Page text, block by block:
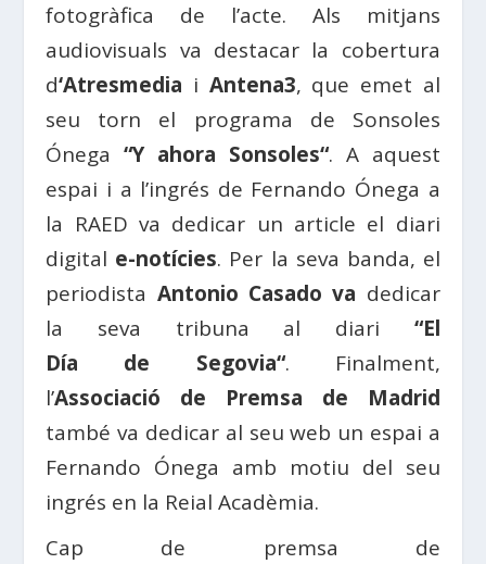
fotogràfica de l’acte. Als mitjans
audiovisuals va destacar la cobertura
d‘Atresmedia i Antena3, que emet al
seu torn el programa de Sonsoles
Ónega“Y ahora Sonsoles“. A aquest
espai i a l’ingrés de Fernando Ónega a
la RAED va dedicar un article el diari
digital e-notícies. Per la seva banda, el
periodista Antonio Casado va dedicar
la seva tribuna al diari “El
Día de Segovia“. Finalment,
l’Associació de Premsa de Madrid
també va dedicar al seu web un espai a
Fernando Ónega amb motiu del seu
ingrés en la Reial Acadèmia.
Cap de premsa de